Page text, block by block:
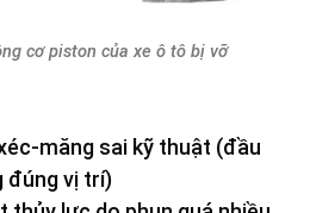
cơ piston của xe ô tô bị vỡ
măng sai kỹ thuật (đầu
đúng vị trí)